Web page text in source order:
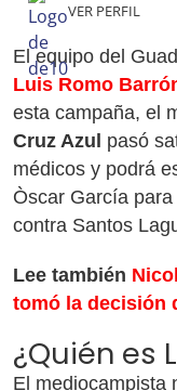
VER PERFIL
El equipo del
Luis Romo
esta campaña, el
Cruz Azul pasó
médicos y podrá
Òscar García
contra Santos
Lee también
tomó la decisión
¿Quién es
El mediocampista